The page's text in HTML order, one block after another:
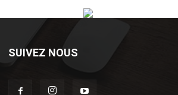
SUIVEZ NOUS